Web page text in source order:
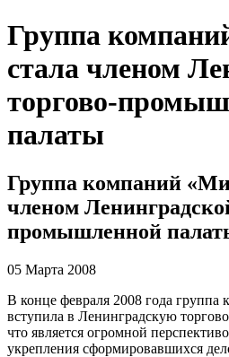
Группа
стала членом
торгово-
палаты
Группа компаний
членом
промышленной
05 Марта 2008
В конце февраля 2008 года
вступила в Ленинградскую
что является огромной
укрепления сформировавшихся